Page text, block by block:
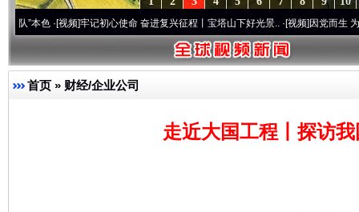
频]牢记初心使命 奋进复兴征程丨宝塔山下好光景..·[视频]因党而生 为党而战——百
首页 » 财经/企业公司
走近大国工程丨探访